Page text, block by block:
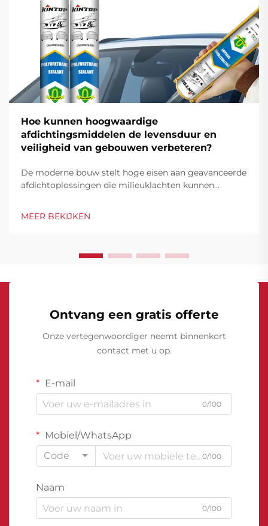
Hoe kunnen hoogwaardige
afdichtingsmiddelen de levensduur en
veiligheid van gebouwen verbeteren?
De moderne bouw stelt hoge eisen aan geavanceerde
afdichtoplossingen die milieuklachten kunnen
Hoogwaardige kitmiddelen hebben de bouwsector
MEER BEKIJKEN
Ontvang een gratis offerte
Onze vertegenwoordiger neemt binnenkort
contact met u op.
E-mail
0/100
Mobiel/WhatsApp
Code
0/100
Naam
0/100